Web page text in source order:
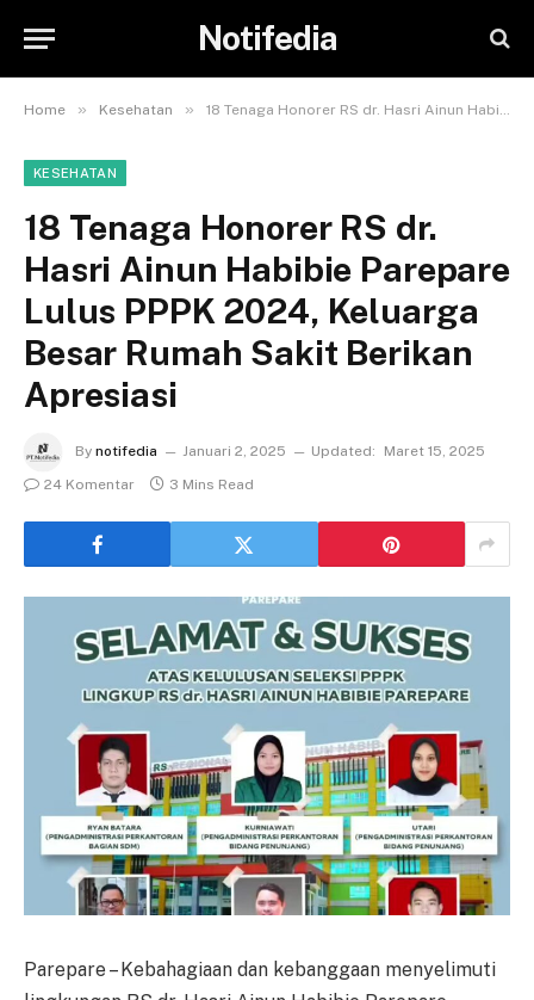
Notifedia
Home » Kesehatan » 18 Tenaga Honorer RS dr. Hasri Ainun Habibie Parepare Lulus PPPK 2024, Keluarga Besar Rumah Sakit Berikan Apresiasi
KESEHATAN
18 Tenaga Honorer RS dr.
Hasri Ainun Habibie Parepare
Lulus PPPK 2024, Keluarga
Besar Rumah Sakit Berikan
Apresiasi
By notifedia Januari 2, 2025 Updated:
Maret 15, 2025
24 Komentar
3 Mins Read
Parepare – Kebahagiaan dan kebanggaan menyelimuti